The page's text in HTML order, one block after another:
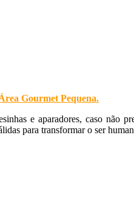
Gourmet Pequena.
e aparadores, caso não
para transformar o ser